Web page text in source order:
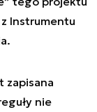
Instrumentu
zapisana
nie